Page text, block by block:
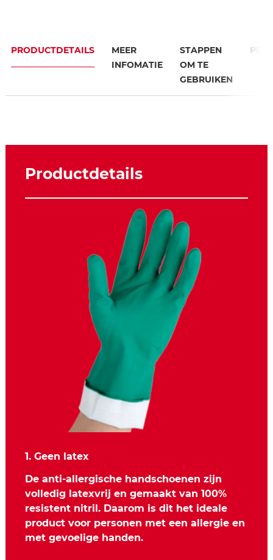
PRODUCTDETAILS
MEER
INFOMATIE
STAPPEN
OM TE
GEBRUIKEN
Productdetails
1. Geen latex
De anti-allergische handschoenen zijn
volledig latexvrij en gemaakt van 100%
resistent nitril. Daarom is dit het ideale
product voor personen met een allergie en
met gevoelige handen.